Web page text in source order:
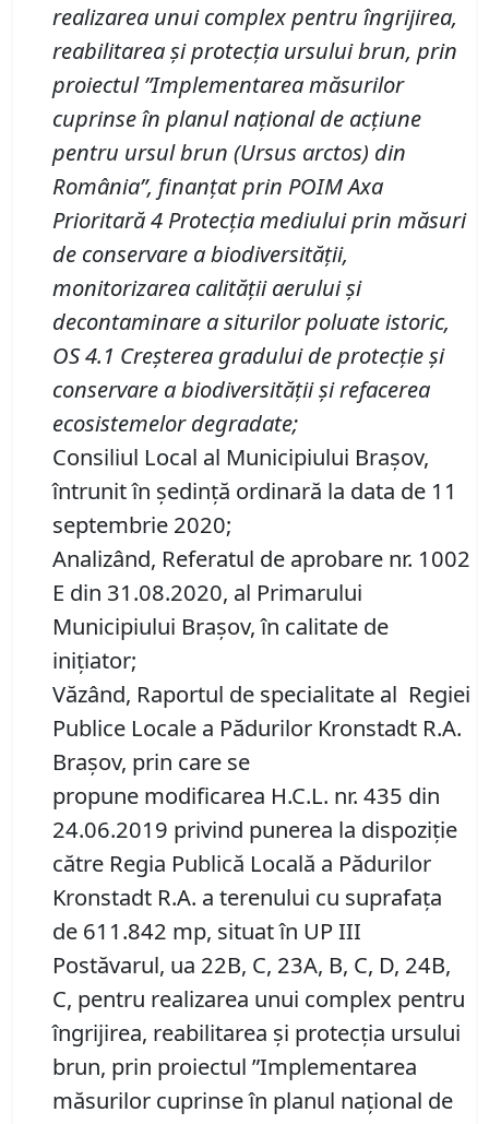
realizarea unui complex pentru îngrijirea,
reabilitarea și protecția ursului brun, prin
proiectul ”Implementarea măsurilor
cuprinse în planul naţional de acţiune
pentru ursul brun (Ursus arctos) din
România”, finanţat prin POIM Axa
Prioritară 4 Protecţia mediului prin măsuri
de conservare a biodiversităţii,
monitorizarea calităţii aerului şi
decontaminare a siturilor poluate istoric,
OS 4.1 Creşterea gradului de protecţie şi
conservare a biodiversităţii şi refacerea
ecosistemelor degradate;
Consiliul Local al Municipiului Brașov,
întrunit în ședință ordinară la data de 11
septembrie 2020;
Analizând, Referatul de aprobare nr. 1002
E din 31.08.2020, al Primarului
Municipiului Brașov, în calitate de
inițiator;
Văzând, Raportul de specialitate al Regiei
Publice Locale a Pădurilor Kronstadt R.A.
Brașov, prin care se
propune modificarea H.C.L. nr. 435 din
24.06.2019 privind punerea la dispoziţie
către Regia Publică Locală a Pădurilor
Kronstadt R.A. a terenului cu suprafaţa
de 611.842 mp, situat în UP III
Postăvarul, ua 22B, C, 23A, B, C, D, 24B,
C, pentru realizarea unui complex pentru
îngrijirea, reabilitarea și protecția ursului
brun, prin proiectul ”Implementarea
măsurilor cuprinse în planul naţional de